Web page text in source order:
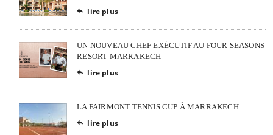
 lire plus
UN NOUVEAU CHEF EXÉCUTIF AU FOUR SEASONS
RESORT MARRAKECH
 lire plus
LA FAIRMONT TENNIS CUP À MARRAKECH
 lire plus